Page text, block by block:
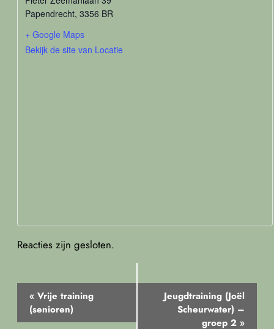
Papendrecht, 3356 BR
+ Google Maps
Bekijk de site van Locatie
Reacties zijn gesloten.
Evenement
Navigatie
« Vrije training
(senioren)
Jeugdtraining (Joël
Scheurwater) –
groep 2 »